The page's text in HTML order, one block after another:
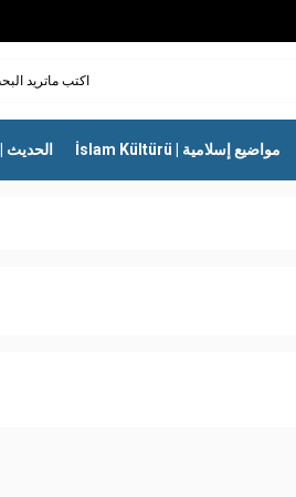
Hadis | الحديث İslam Kültürü | مواضيع إسلامية